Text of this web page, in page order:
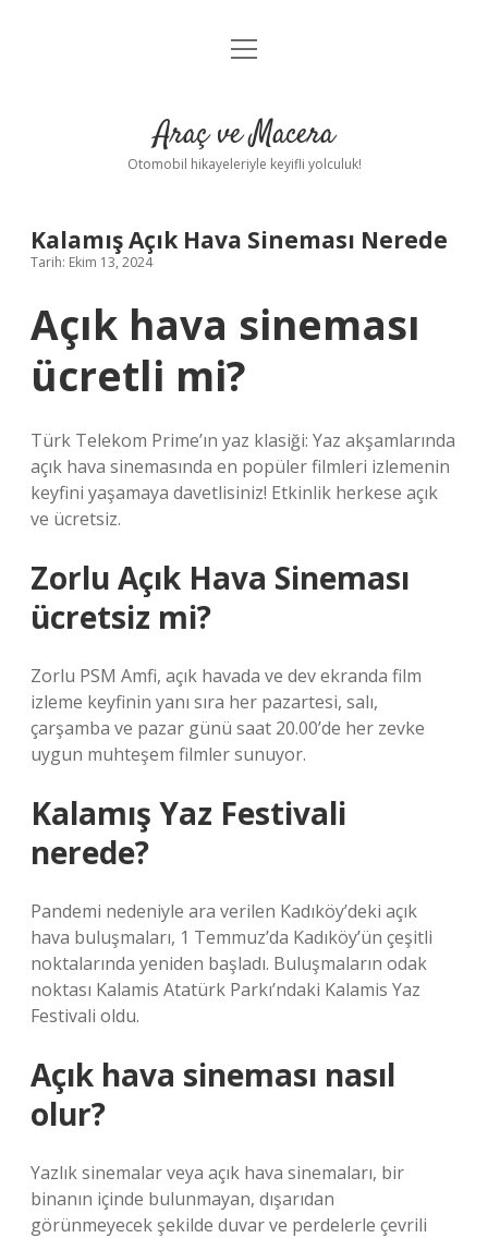
Anasayfa
Yasal Uyarı
menüyü
Araç ve Macera
Otomobil hikayeleriyle keyifli yolculuk!
Kalamış Açık Hava Sineması Nerede
Tarih: Ekim 13, 2024
Açık hava sineması
ücretli mi?
Türk Telekom Prime’ın yaz klasiği: Yaz akşamlarında
açık hava sinemasında en popüler filmleri izlemenin
keyfini yaşamaya davetlisiniz! Etkinlik herkese açık
ve ücretsiz.
Zorlu Açık Hava Sineması
ücretsiz mi?
Zorlu PSM Amfi, açık havada ve dev ekranda film
izleme keyfinin yanı sıra her pazartesi, salı,
çarşamba ve pazar günü saat 20.00’de her zevke
uygun muhteşem filmler sunuyor.
Kalamış Yaz Festivali
nerede?
Pandemi nedeniyle ara verilen Kadıköy’deki açık
hava buluşmaları, 1 Temmuz’da Kadıköy’ün çeşitli
noktalarında yeniden başladı. Buluşmaların odak
noktası Kalamis Atatürk Parkı’ndaki Kalamis Yaz
Festivali oldu.
Açık hava sineması nasıl
olur?
Yazlık sinemalar veya açık hava sinemaları, bir
binanın içinde bulunmayan, dışarıdan
görünmeyecek şekilde duvar ve perdelerle çevrili